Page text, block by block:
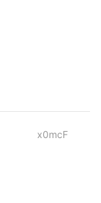
x0mcF